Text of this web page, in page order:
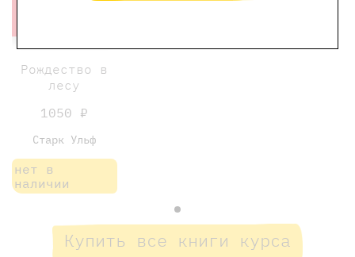
Рождество в
лесу
1050 ₽
Старк Ульф
нет в
наличии
Купить все книги курса